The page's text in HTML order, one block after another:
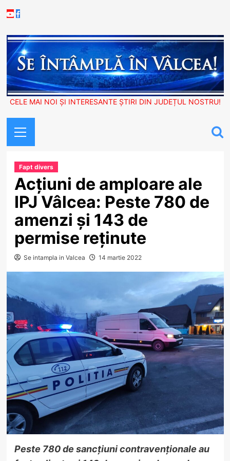
to
Youtube
Facebook
CELE MAI NOI ȘI INTERESANTE ȘTIRI DIN JUDEȚUL NOSTRU!
Menu
Fapt divers
Acțiuni de amploare ale
IPJ Vâlcea: Peste 780 de
amenzi și 143 de
permise reținute
Se intampla in Valcea 14 martie 2022
Peste 780 de sancțiuni contravenționale au